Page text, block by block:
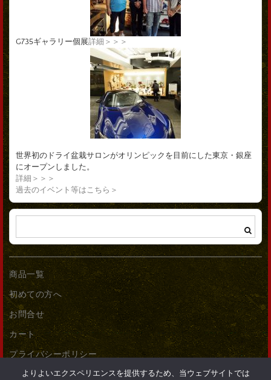
G735ギャラリー個展詳細＞＞＞
世界初のドライ盆栽サロンがオリンピックを目前にした東京・銀座
にオープンしました。
詳細＞＞＞
過去のイベント等はこちら＞
商品一覧
初めての方へ
お問合せ
カート
プライバシーポリシー
よりよいエクスペリエンスを提供するため、当ウェブサイトでは